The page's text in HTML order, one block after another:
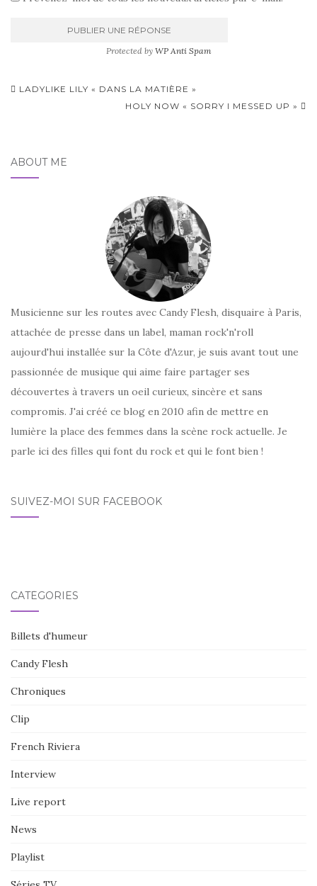
Protected by WP Anti Spam
Pagination
LADYLIKE LILY « DANS LA MATIÈRE »
HOLY NOW « SORRY I MESSED UP »
ABOUT ME
Musicienne sur les routes avec Candy Flesh, disquaire à Paris,
attachée de presse dans un label, maman rock'n'roll
aujourd'hui installée sur la Côte d'Azur, je suis avant tout une
passionnée de musique qui aime faire partager ses
découvertes à travers un oeil curieux, sincère et sans
compromis. J'ai créé ce blog en 2010 afin de mettre en
lumière la place des femmes dans la scène rock actuelle. Je
parle ici des filles qui font du rock et qui le font bien !
SUIVEZ-MOI SUR FACEBOOK
CATÉGORIES
Billets d'humeur
Candy Flesh
Chroniques
Clip
French Riviera
Interview
Live report
News
Playlist